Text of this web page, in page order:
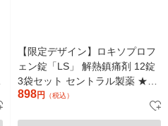
【限定デザイン】ロキソプロフ
ェン錠「LS」 解熱鎮痛剤 12錠
3袋セット セントラル製薬 ★控
除★生理痛 頭痛（イチオシ） オ
898円 （税込）